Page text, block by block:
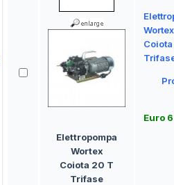
Elettropompa
Wortex
Coiota 20 T
Trifase
Wortex
Euro